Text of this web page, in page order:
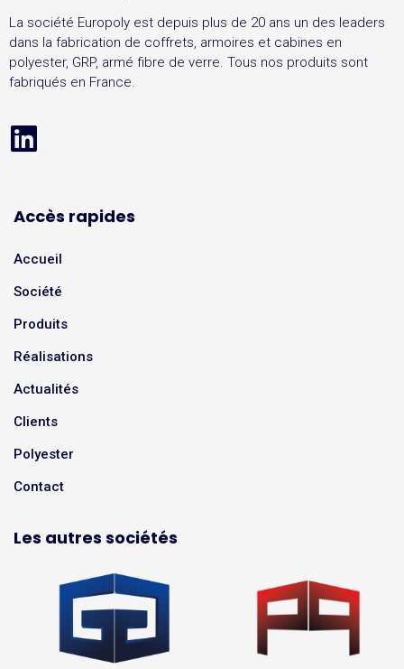
La société Europoly est depuis plus de 20 ans un des leaders
dans la fabrication de coffrets, armoires et cabines en
polyester, GRP, armé fibre de verre. Tous nos produits sont
fabriqués en France.
Accès rapides
Accueil
Société
Produits
Réalisations
Actualités
Clients
Polyester
Contact
Les autres sociétés